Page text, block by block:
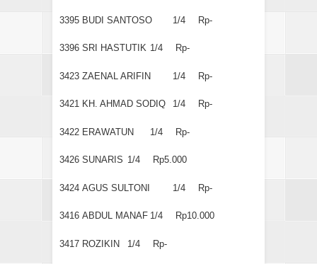
3395 BUDI SANTOSO 1/4 Rp-
3396 SRI HASTUTIK 1/4 Rp-
3423 ZAENAL ARIFIN 1/4 Rp-
3421 KH. AHMAD SODIQ 1/4 Rp-
3422 ERAWATUN 1/4 Rp-
3426 SUNARIS 1/4 Rp5.000
3424 AGUS SULTONI 1/4 Rp-
3416 ABDUL MANAF 1/4 Rp10.000
3417 ROZIKIN 1/4 Rp-